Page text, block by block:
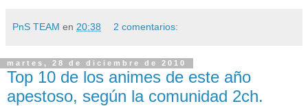
PnS TEAM en 20:38 2 comentarios:
martes, 28 de diciembre de 2010
Top 10 de los animes de este año
apestoso, según la comunidad 2ch.